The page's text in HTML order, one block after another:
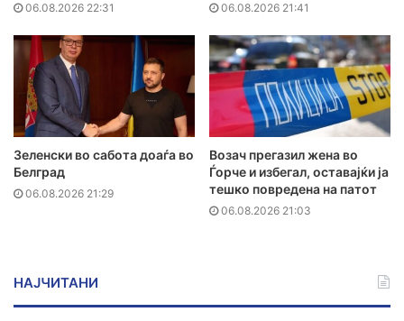
06.08.2026 22:31 06.08.2026 21:41
Зеленски во сабота доаѓа во
Белград
06.08.2026 21:29
Возач прегазил жена во
Ѓорче и избегал, оставајќи ја
тешко повредена на патот
06.08.2026 21:03
НАЈЧИТАНИ